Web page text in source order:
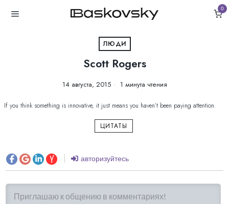
0
ЛЮДИ
Scott Rogers
14 августа, 2015 1 минута чтения
If you think something is innovative, it just means you haven’t been paying attention.
ЦИТАТЫ
авторизуйтесь